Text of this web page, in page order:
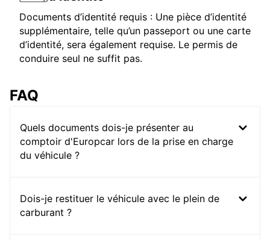
Documents d’identité requis : Une pièce d’identité
supplémentaire, telle qu’un passeport ou une carte
d’identité, sera également requise. Le permis de
conduire seul ne suffit pas.
FAQ
Quels documents dois-je présenter au
comptoir d'Europcar lors de la prise en charge
du véhicule ?
Dois-je restituer le véhicule avec le plein de
carburant ?